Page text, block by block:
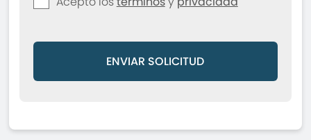
ENVIAR SOLICITUD